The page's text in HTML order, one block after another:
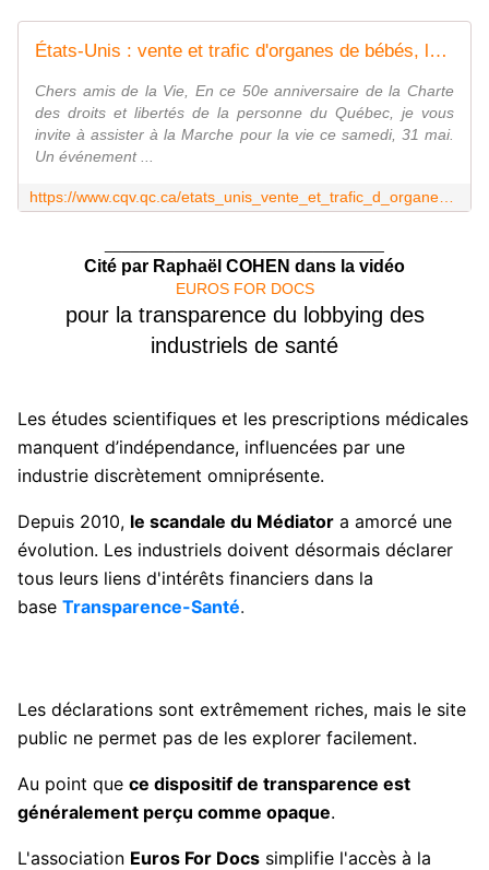
États-Unis : vente et trafic d'organes de bébés, le nouveau scandale de l'avortement
Chers amis de la Vie, En ce 50e anniversaire de la Charte
des droits et libertés de la personne du Québec, je vous
invite à assister à la Marche pour la vie ce samedi, 31 mai.
Un événement ...
Cité par Raphaël COHEN dans la vidéo
EUROS FOR DOCS
pour la transparence du lobbying des
industriels de santé
Les études scientifiques et les prescriptions médicales
manquent d’indépendance, influencées par une
industrie discrètement omniprésente.
Depuis 2010, le scandale du Médiator a amorcé une
évolution. Les industriels doivent désormais déclarer
tous leurs liens d'intérêts financiers dans la
base Transparence-Santé.
Les déclarations sont extrêmement riches, mais le site
public ne permet pas de les explorer facilement.
Au point que ce dispositif de transparence est
généralement perçu comme opaque.
L'association Euros For Docs simplifie l'accès à la